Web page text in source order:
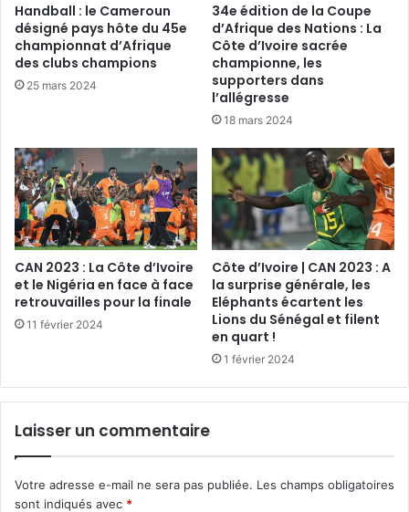
Handball : le Cameroun
désigné pays hôte du 45e
championnat d’Afrique
des clubs champions
25 mars 2024
34e édition de la Coupe
d’Afrique des Nations : La
Côte d’Ivoire sacrée
championne, les
supporters dans
l’allégresse
18 mars 2024
CAN 2023 : La Côte d’Ivoire
et le Nigéria en face à face
retrouvailles pour la finale
11 février 2024
Côte d’Ivoire | CAN 2023 : A
la surprise générale, les
Eléphants écartent les
Lions du Sénégal et filent
en quart !
1 février 2024
Laisser un commentaire
Votre adresse e-mail ne sera pas publiée. Les champs obligatoires
sont indiqués avec *